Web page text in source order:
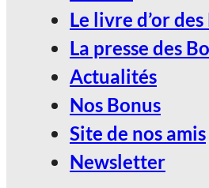
24
ANGOULÊME /
CARAT
Le livre d’or des
La presse des
Actualités
Nos Bonus
Site de nos amis
Newsletter